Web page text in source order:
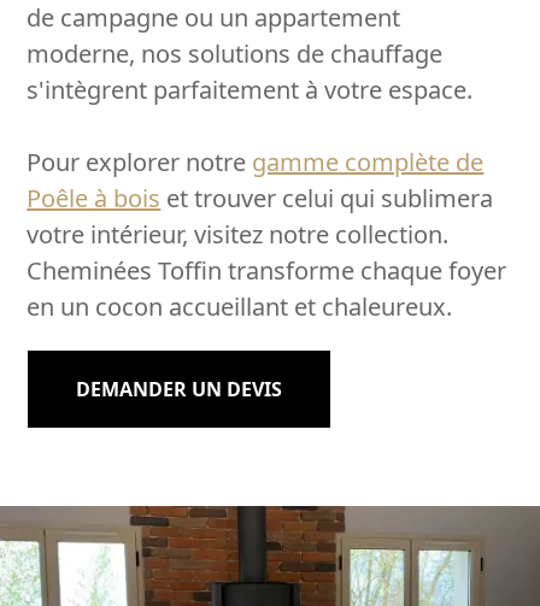
de campagne ou un appartement
moderne, nos solutions de chauffage
s'intègrent parfaitement à votre espace.
Pour explorer notre gamme complète de
Poêle à bois et trouver celui qui sublimera
votre intérieur, visitez notre collection.
Cheminées Toffin transforme chaque foyer
en un cocon accueillant et chaleureux.
DEMANDER UN DEVIS